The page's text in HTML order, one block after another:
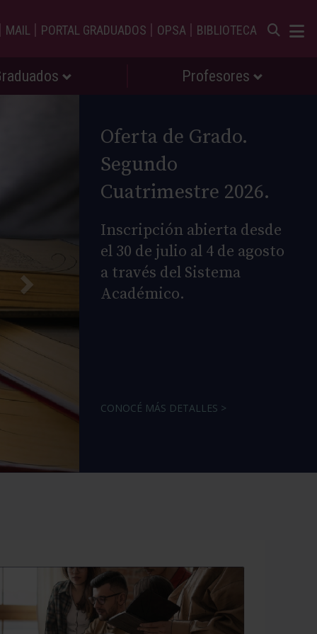
| MAIL | PORTAL GRADUADOS | OPSA | BIBLIOTECA
Profesores
Oferta de Grado.
Segundo
Cuatrimestre 2026.
Inscripción abierta desde
el 30 de julio al 4 de agosto
a través del Sistema
Académico.
CONOCÉ MÁS DETALLES >